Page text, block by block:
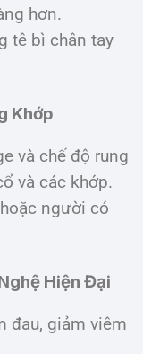
hơn.
tê bì chân tay
Khớp
và chế độ rung
và các khớp.
người có
Hiện Đại
đau, giảm viêm